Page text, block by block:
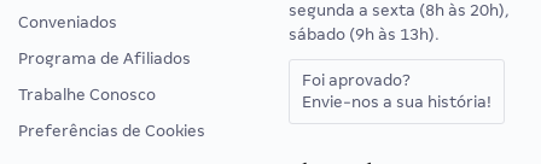
Conveniados
Programa de Afiliados
Trabalhe Conosco
Preferências de Cookies
segunda a sexta (8h às 20h),
sábado (9h às 13h).
Foi aprovado?
Envie-nos a sua história!